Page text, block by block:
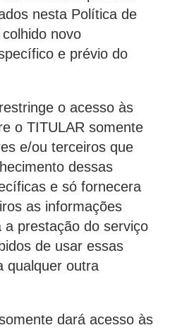
nesta Política de
novo
e prévio do
o acesso às
o TITULAR somente
e/ou terceiros que
dessas
e só fornecera
as informações
a prestação do serviço
de usar essas
qualquer outra
dará acesso às